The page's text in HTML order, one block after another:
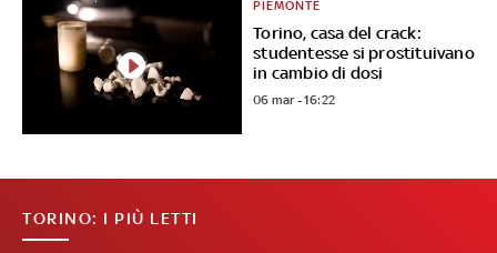
Torino, casa del crack:
studentesse si prostituivano
in cambio di dosi
PIEMONTE
06 mar - 16:22
TORINO: I PIÙ LETTI